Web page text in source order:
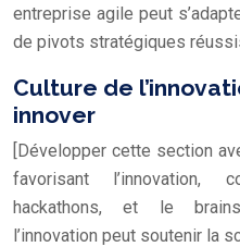
entreprise agile peut
de pivots stratégiques
Culture de
innover
[Développer cette section
favorisant l’innovation,
hackathons, et le
l’innovation peut soutenir la